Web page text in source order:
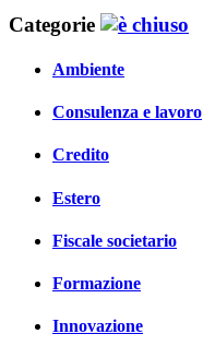
Categorie
Ambiente
Consulenza e lavoro
Credito
Estero
Fiscale societario
Formazione
Innovazione